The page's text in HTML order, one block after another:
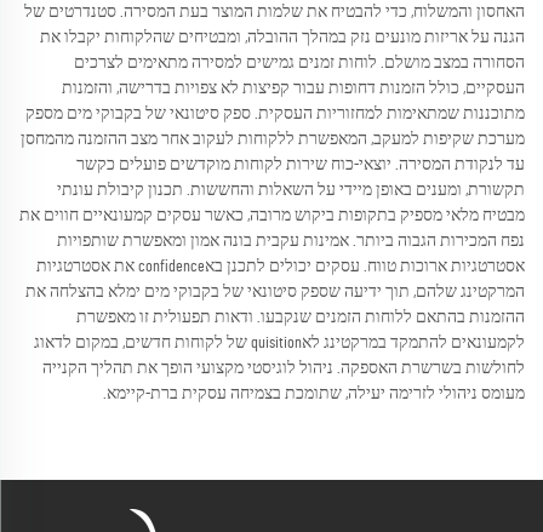
האחסון והמשלוח, כדי להבטיח את שלמות המוצר בעת המסירה. סטנדרטים של
הגנה על אריזות מונעים נזק במהלך ההובלה, ומבטיחים שהלקוחות יקבלו את
הסחורה במצב מושלם. לוחות זמנים גמישים למסירה מתאימים לצרכים
העסקיים, כולל הזמנות דחופות עבור קפיצות לא צפויות בדרישה, והזמנות
מתוכננות שמתאימות למחזוריות העסקית. ספק סיטונאי של בקבוקי מים מספק
מערכת שקיפות למעקב, המאפשרת ללקוחות לעקוב אחר מצב ההזמנה מהמחסן
עד לנקודת המסירה. יוצאי-כוח שירות לקוחות מוקדשים פועלים כקשר
תקשורת, ומענים באופן מיידי על השאלות והחששות. תכנון קיבולת עונתי
מבטיח מלאי מספיק בתקופות ביקוש מרובה, כאשר עסקים קמעונאיים חווים את
נפח המכירות הגבוה ביותר. אמינות עקבית בונה אמון ומאפשרת שותפויות
אסטרטגיות ארוכות טווח. עסקים יכולים לתכנן באconfidence את אסטרטגיות
המרקטינג שלהם, תוך ידיעה שספק סיטונאי של בקבוקי מים ימלא בהצלחה את
ההזמנות בהתאם ללוחות הזמנים שנקבעו. ודאות תפעולית זו מאפשרת
לקמעונאים להתמקד במרקטינג לאquisition של לקוחות חדשים, במקום לדאוג
לחולשות בשרשרת האספקה. ניהול לוגיסטי מקצועי הופך את תהליך הקנייה
מעומס ניהולי לזרימה יעילה, שתומכת בצמיחה עסקית ברת-קיימא.